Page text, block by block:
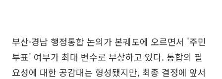
부산·경남 행정통합 논의가 본궤도에 오르면서 '주민
투표' 여부가 최대 변수로 부상하고 있다. 통합의 필
요성에 대한 공감대는 형성됐지만, 최종 결정에 앞서